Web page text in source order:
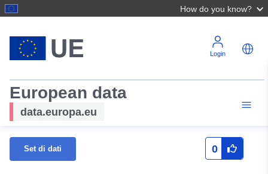
How do you know?
Login
European data
data.europa.eu
Set di dati 0